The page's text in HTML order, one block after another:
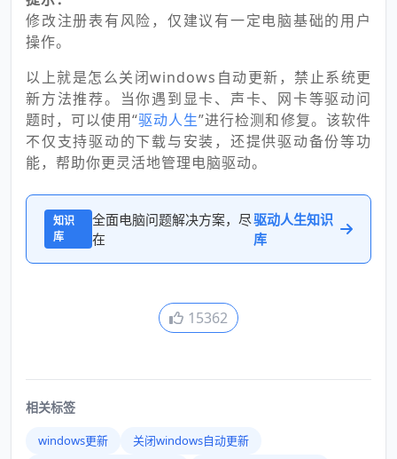
修改注册表有风险，仅建议有一定电脑基础的用户
操作。
以上就是怎么关闭windows自动更新，禁止系统更
新方法推荐。当你遇到显卡、声卡、网卡等驱动问
题时，可以使用“驱动人生”进行检测和修复。该软件
不仅支持驱动的下载与安装，还提供驱动备份等功
能，帮助你更灵活地管理电脑驱动。
知识
库
全面电脑问题解决方案，尽
在
驱动人生知识
库
15362
相关标签
windows更新
关闭windows自动更新